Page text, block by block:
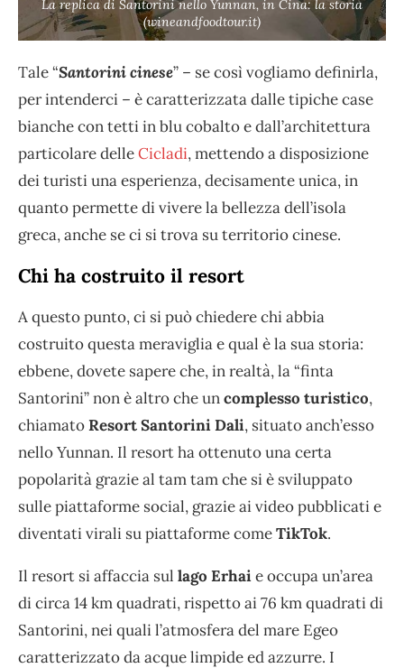
La replica di Santorini nello Yunnan, in Cina: la storia
(wineandfoodtour.it)
Tale “Santorini cinese” – se così vogliamo definirla,
per intenderci – è caratterizzata dalle tipiche case
bianche con tetti in blu cobalto e dall’architettura
particolare delleCicladi, mettendo a disposizione
dei turisti una esperienza, decisamente unica, in
quanto permette di vivere la bellezza dell’isola
greca, anche se ci si trova su territorio cinese.
Chi ha costruito il resort
A questo punto, ci si può chiedere chi abbia
costruito questa meraviglia e qual è la sua storia:
ebbene, dovete sapere che, in realtà, la “finta
Santorini” non è altro che uncomplesso turistico,
chiamatoResort Santorini Dali, situato anch’esso
nello Yunnan. Il resort ha ottenuto una certa
popolarità grazie al tam tam che si è sviluppato
sulle piattaforme social, grazie ai video pubblicati e
diventati virali su piattaforme comeTikTok.
Il resort si affaccia sul lago Erhaie occupa un’area
di circa 14 km quadrati, rispetto ai 76 km quadrati di
Santorini, nei quali l’atmosfera del mare Egeo
caratterizzato da acque limpide ed azzurre. I